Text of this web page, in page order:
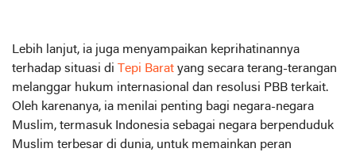
Lebih lanjut, ia juga menyampaikan keprihatinannya
terhadap situasi di
Tepi Barat yang secara terang-terangan
melanggar hukum internasional dan resolusi PBB terkait.
Oleh karenanya, ia menilai penting bagi negara-negara
Muslim, termasuk Indonesia sebagai negara berpenduduk
Muslim terbesar di dunia, untuk memainkan peran